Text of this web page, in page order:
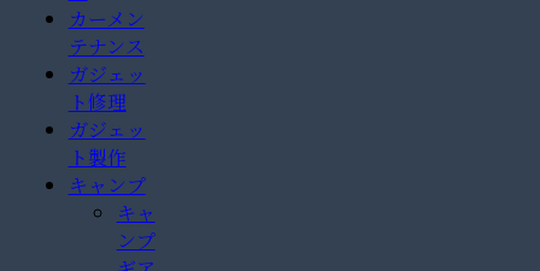
カーメン
テナンス
ガジェッ
ト修理
ガジェッ
ト製作
キャンプ
キャ
ンプ